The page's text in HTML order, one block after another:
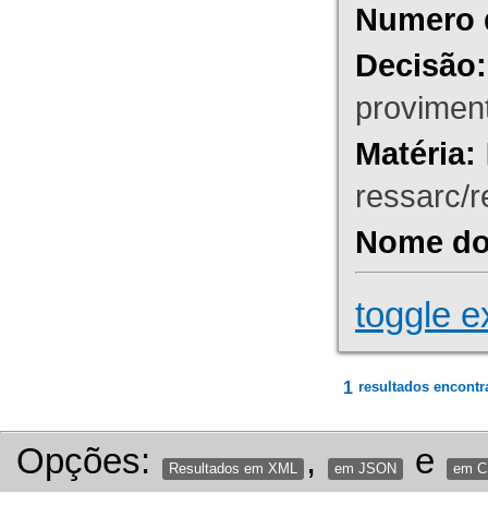
Numero
Decisão:
Matéria:
ressarc/
Nome
toggle
1 resultados
Opções: Resultados em XML , em JSON e em